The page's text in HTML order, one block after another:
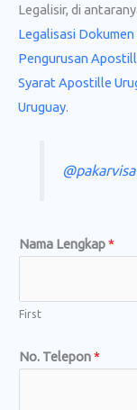
Legalisir, di
Legalisasi Dokumen
Pengurusan
Syarat Apostille
Uruguay.
@pakarvisa
u
u
k
Nama Lengkap*
First
No. Telepon*